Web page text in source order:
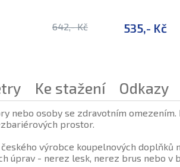
642,- Kč 535,- Kč
Ke stažení Odkazy
nebo osoby se zdravotním
prostor.
výrobce koupelnových
úprav - nerez lesk, nerez brus nebo v